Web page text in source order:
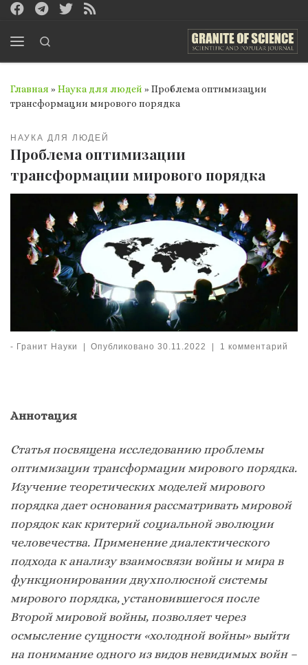
Перейти к содержимому
Главная » Наука для людей » Проблема оптимизации
трансформации мирового порядка
НАУКА ДЛЯ ЛЮДЕЙ
Проблема оптимизации
трансформации мирового порядка
- Гранит Науки | Опубликовано30.11.2022 | 1 комментарий
Аннотация
Статья посвящена исследованию проблемы
оптимизации трансформации мирового порядка.
Изучение теоретических моделей мирового
порядка дает основания рассматривать мировой
порядок как критерий социальной эволюции
человечества. Применение диалектического
подхода к анализу взаимосвязи войны и мира в
функционировании двухполюсной системы
мирового порядка, установившегося после
Второй мировой войны, позволяет через
осмысление сущности «холодной войны» выйти
на понимание одного из видов невидимых войн –